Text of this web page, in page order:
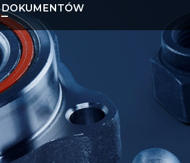
DOKUMENTÓW